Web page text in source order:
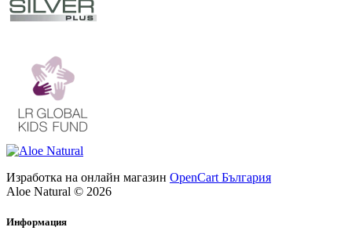
Изработка на онлайн магазин OpenCart България
Aloe Natural © 2026
Информация